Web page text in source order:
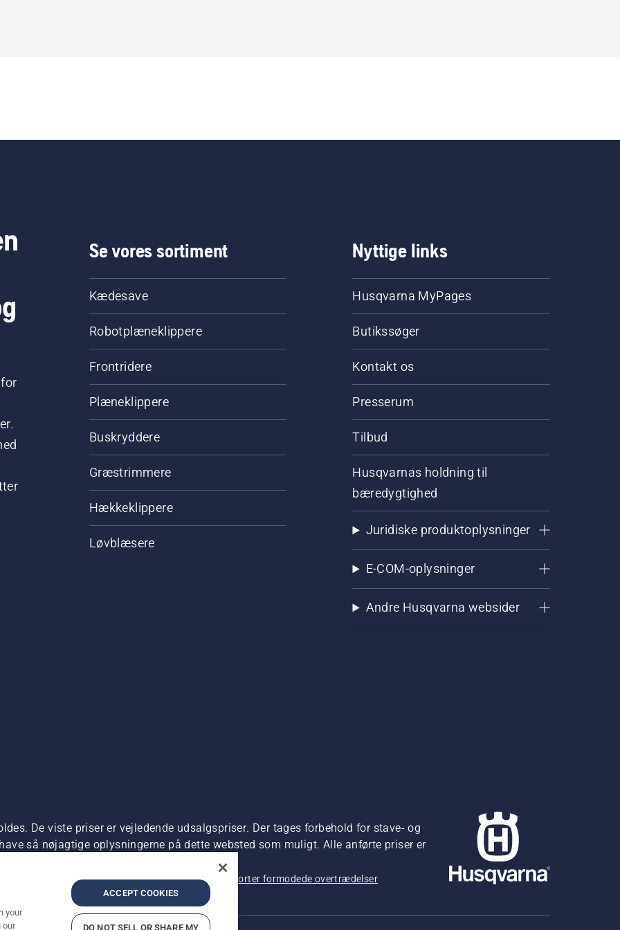
Se vores sortiment
Kædesave
Robotplæneklippere
Frontridere
Plæneklippere
Buskryddere
Græstrimmere
Hækkeklippere
Løvblæsere
Nyttige links
Husqvarna MyPages
Butikssøger
Kontakt os
Presserum
Tilbud
Husqvarnas holdning til
bæredygtighed
Juridiske produktoplysninger
E-COM-oplysninger
Andre Husqvarna websider
De viste priser er vejledende udsalgspriser. Der tages forbehold for stave- og
så nøjagtige oplysningerne på dette websted som muligt. Alle anførte priser er
beskyttelse af personlige oplysninger Imprint Rapporter formodede overtrædelser
your
our
ACCEPT COOKIES
DO NOT SELL OR SHARE MY